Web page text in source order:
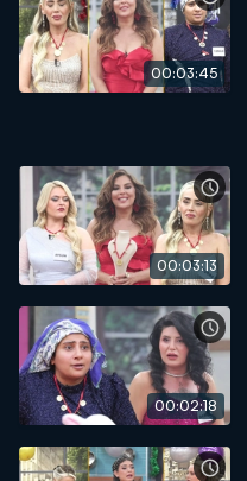
00:03:45
00:03:13
00:02:18